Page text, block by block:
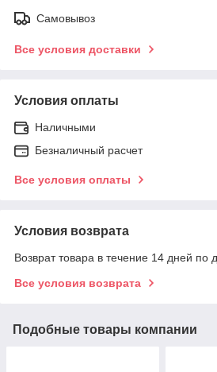
Самовывоз
Все условия доставки
Условия оплаты
Наличными
Безналичный расчет
Все условия оплаты
Условия возврата
Возврат товара в течение 14 дней по
Все условия возврата
Подобные товары компании